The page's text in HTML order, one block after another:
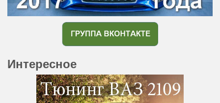
Интересное